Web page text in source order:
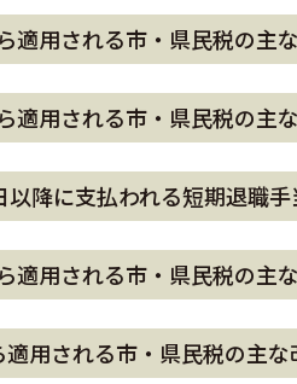
適用される市・県民税の主
適用される市・県民税の主
以降に支払われる短期退職
適用される市・県民税の主
用される市・県民税の主な